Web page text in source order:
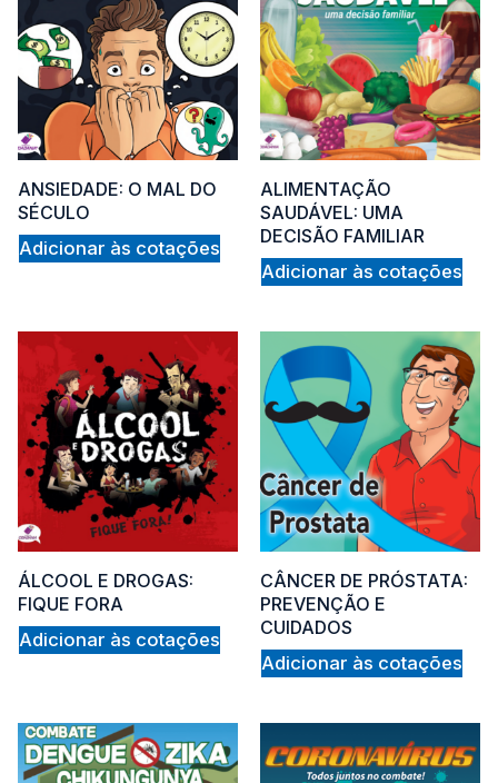
ANSIEDADE: O MAL DO
SÉCULO
Adicionar às cotações
ALIMENTAÇÃO
SAUDÁVEL: UMA
DECISÃO FAMILIAR
Adicionar às cotações
ÁLCOOL E DROGAS:
FIQUE FORA
Adicionar às cotações
CÂNCER DE PRÓSTATA:
PREVENÇÃO E
CUIDADOS
Adicionar às cotações